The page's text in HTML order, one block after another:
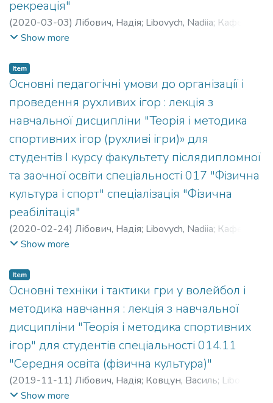
рекреація"
(2020-03-03) Лібович, Надія; Libovych, Nadiia; Кафедра
спортивних та рекреаційних ігор
Show more
Item
Основні педагогічні умови до організації і
проведення рухливих ігор : лекція з
навчальної дисципліни "Теорія і методика
спортивних ігор (рухливі ігри)» для
студентів І курсу факультету післядипломної
та заочної освіти спеціальності 017 "Фізична
культура і спорт" спеціалізація "Фізична
реабілітація"
(2020-02-24) Лібович, Надія; Libovych, Nadiia; Кафедра
спортивних та рекреаційних ігор
Show more
Item
Основні техніки і тактики гри у волейбол і
методика навчання : лекція з навчальної
дисципліни "Теорія і методика спортивних
ігор" для студентів спеціальності 014.11
"Середня освіта (фізична культура)"
(2019-11-11) Лібович, Надія; Ковцун, Василь; Libovych,
Nadiia;Kovtsun, Vasyl
Show more